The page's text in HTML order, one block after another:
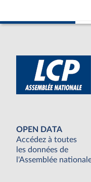
OPEN DATA
Accédez à toutes
les données de
l'Assemblée